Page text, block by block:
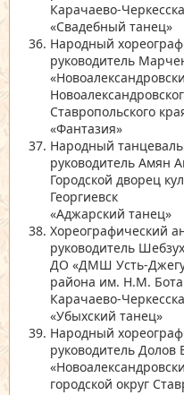
Карачаево-
«Свадебный танец»
Народный
руководитель
Ставропольского
«Фантазия»
Народный
руководитель Амян
Городской дворец
Георгиевск
«Аджарский танец»
Хореографический
руководитель
ДО «ДМШ Усть-
района им. Н.М.
Карачаево-
«Убыхский танец»
Народный
руководитель
городской округ